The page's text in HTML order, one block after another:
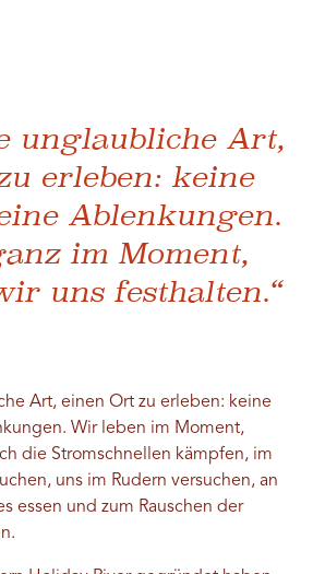
unglaubliche Art,
erleben: keine
Ablenkungen.
im Moment,
uns festhalten.“
Art, einen Ort zu erleben: keine
Wir leben im Moment,
die Stromschnellen kämpfen, im
uns im Rudern versuchen, an
essen und zum Rauschen der